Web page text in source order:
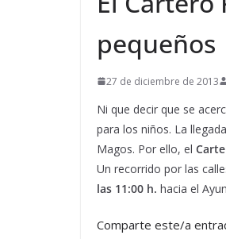
pequeños
27 de diciembre de 2013
Ni que decir que se
para los niños. La
Magos. Por ello, el
Un recorrido por las
las 11:00 h. hacia el
Comparte este/a